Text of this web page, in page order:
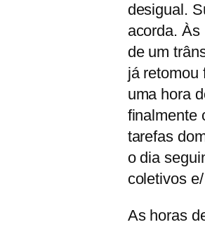
desigual.
acorda. Às
de um
já retomou
uma hora
finalmente
tarefas
o dia
coletivos
As horas